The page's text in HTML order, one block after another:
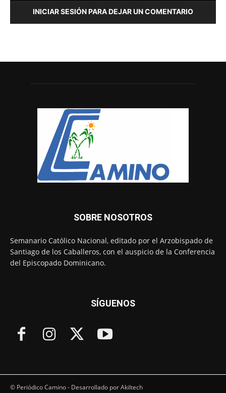
INICIAR SESIÓN PARA DEJAR UN COMENTARIO
SOBRE NOSOTROS
Semanario Católico Nacional, editado por el Arzobispado de
Santiago de los Caballeros, con el auspicio de la Conferencia
del Episcopado Dominicano.
SÍGUENOS
© Periódico Camino - Desarrollado por Akiltech